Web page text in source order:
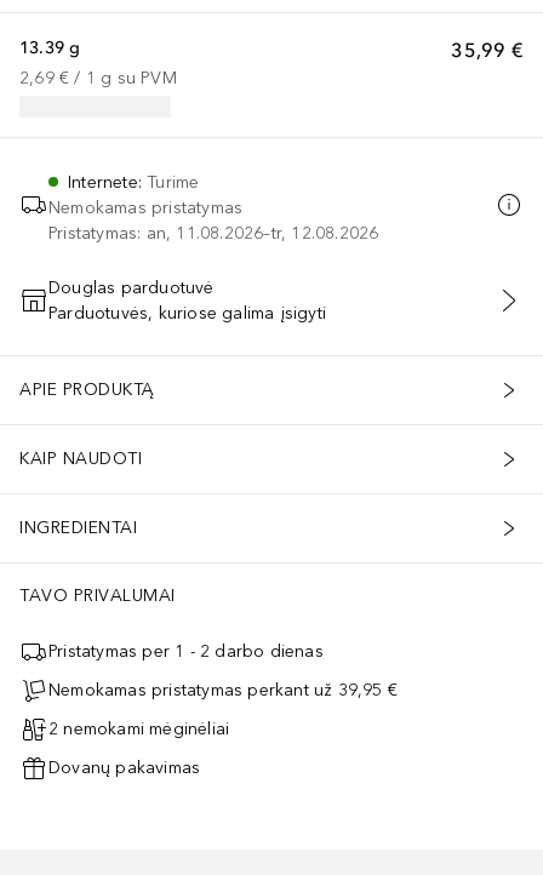
35,99 €
13.39 g
2,69 € / 1 g su PVM
Internete:Turime
Nemokamas pristatymas
Pristatymas: an, 11.08.2026–tr, 12.08.2026
PRIDĖTI Į KREPŠELĮ
Douglas parduotuvė
Parduotuvės, kuriose galima įsigyti
APIE PRODUKTĄ
KAIP NAUDOTI
INGREDIENTAI
TAVO PRIVALUMAI
Pristatymas per 1 - 2 darbo dienas
Nemokamas pristatymas perkant už 39,95 €
2 nemokami mėginėliai
Dovanų pakavimas